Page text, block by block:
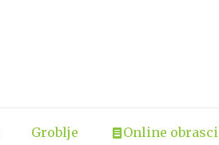
Groblje Online obrasci